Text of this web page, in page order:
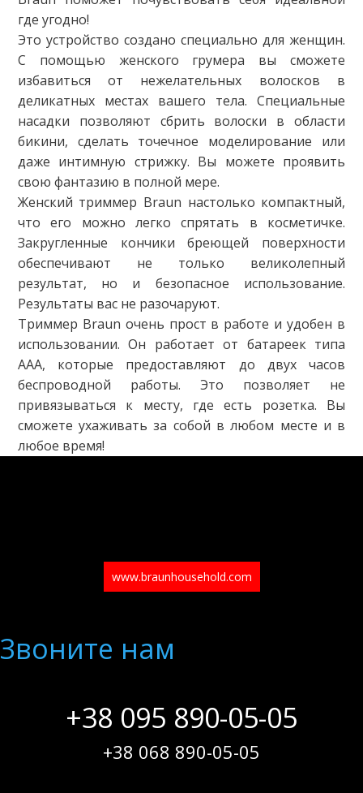
где угодно!
Это устройство создано специально для женщин.
С помощью женского грумера вы сможете
избавиться от нежелательных волосков в
деликатных местах вашего тела. Специальные
насадки позволяют сбрить волоски в области
бикини, сделать точечное моделирование или
даже интимную стрижку. Вы можете проявить
свою фантазию в полной мере.
Женский триммер Braun настолько компактный,
что его можно легко спрятать в косметичке.
Закругленные кончики бреющей поверхности
обеспечивают не только великолепный
результат, но и безопасное использование.
Результаты вас не разочаруют.
Триммер Braun очень прост в работе и удобен в
использовании. Он работает от батареек типа
ААА, которые предоставляют до двух часов
беспроводной работы. Это позволяет не
привязываться к месту, где есть розетка. Вы
сможете ухаживать за собой в любом месте и в
любое время!
www.braunhousehold.com
Звоните нам
+38 095 890-05-05
+38 068 890-05-05